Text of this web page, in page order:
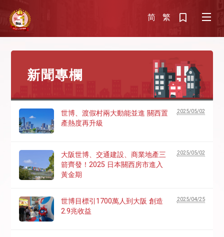
简 繁
新聞專欄
世博、渡假村兩大動能並進 關西置
產熱度再升級
2025/05/02
大阪世博、交通建設、商業地產三
箭齊發！2025 日本關西房市進入
黃金期
2025/05/02
世博目標引1700萬人到大阪 創造
2.9兆收益
2025/04/25